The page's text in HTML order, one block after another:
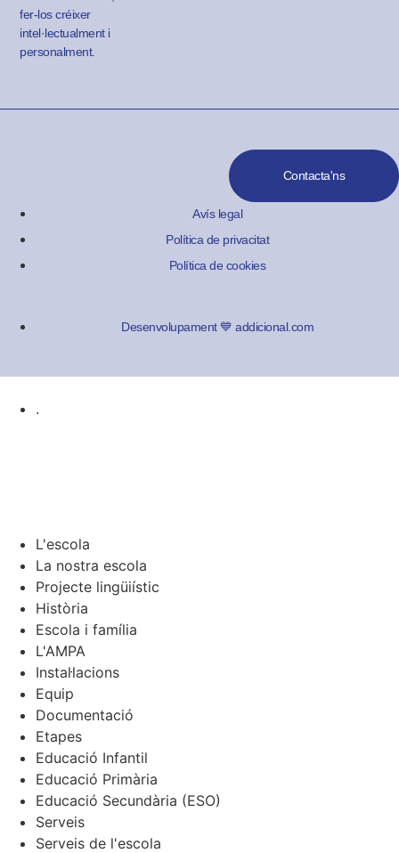
fer-los créixer
intel·lectualment i
personalment.
Contacta'ns
Avís legal
Política de privacitat
Política de cookies
Desenvolupament 💙 addicional.com
.
L'escola
La nostra escola
Projecte lingüiístic
Història
Escola i família
L'AMPA
Instal·lacions
Equip
Documentació
Etapes
Educació Infantil
Educació Primària
Educació Secundària (ESO)
Serveis
Serveis de l'escola